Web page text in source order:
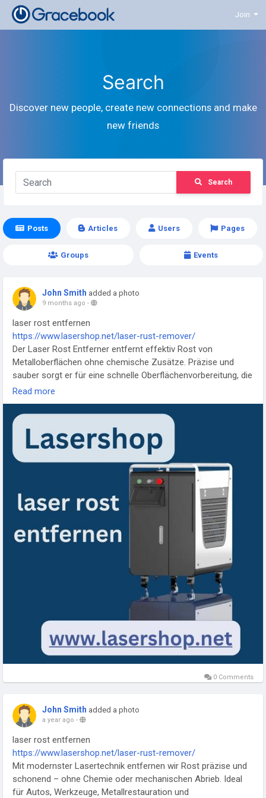
Join
Search
Discover new people, create new connections and make
new friends
Search
Posts Articles Users Pages
Groups Events
John Smith added a photo
9 months ago -
laser rost entfernen
https://www.lasershop.net/laser-rust-remover/
Der Laser Rost Entferner entfernt effektiv Rost von
Metalloberflächen ohne chemische Zusätze. Präzise und
sauber sorgt er für eine schnelle Oberflächenvorbereitung, die
für Lackierungen oder Schweißarbeiten ideal ist. Dank
moderner Lasertechnologie werden Materialschäden
minimiert und Umweltbelastungen reduziert.
#LaserRostEntfernen
#Rostfrei
#Metallpflege
#Industrietechnik #Oberflächenreinigung
#EffizienteRostentfernung
#SaubereMetallflächen
Read more
0 Comments
John Smith added a photo
a year ago -
laser rost entfernen
https://www.lasershop.net/laser-rust-remover/
Mit modernster Lasertechnik entfernen wir Rost präzise und
schonend – ohne Chemie oder mechanischen Abrieb. Ideal
für Autos, Werkzeuge, Metallrestauration und